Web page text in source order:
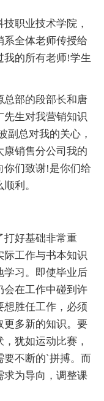
职业技术学院，
系全体老师传授给
我的所有老师!学生
部的段部长和唐
先生对我营销知识
副总对我的关心，
康销售分公司我的
你们致谢!是你们给
利。
好基础非常重
际工作与书本知识
学习。即使毕业后
会在工作中碰到许
想胜任工作，必须
更多新的知识。要
犹如运动比赛，
要不断的`拼搏。而
求为导向，调整课